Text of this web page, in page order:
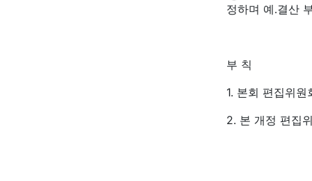
정하며 예․결산
부 칙
1. 본회 편집위
2. 본 개정 편집